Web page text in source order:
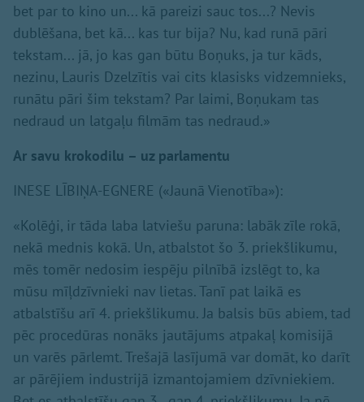
bet par to kino un... kā pareizi sauc tos...? Nevis
dublēšana, bet kā... kas tur bija? Nu, kad runā pāri
tekstam... jā, jo kas gan būtu Boņuks, ja tur kāds,
nezinu, Lauris Dzelzītis vai cits klasisks vidzemnieks,
runātu pāri šim tekstam? Par laimi, Boņukam tas
nedraud un latgaļu filmām tas nedraud.»
Ar savu krokodilu – uz parlamentu
INESE LĪBIŅA-EGNERE («Jaunā Vienotība»):
«Kolēģi, ir tāda laba latviešu paruna: labāk zīle rokā,
nekā mednis kokā. Un, atbalstot šo 3. priekšlikumu,
mēs tomēr nedosim iespēju pilnībā izslēgt to, ka
mūsu mīļdzīvnieki nav lietas. Tanī pat laikā es
atbalstīšu arī 4. priekšlikumu. Ja balsis būs abiem, tad
pēc procedūras nonāks jautājums atpakaļ komisijā
un varēs pārlemt. Trešajā lasījumā var domāt, ko darīt
ar pārējiem industrijā izmantojamiem dzīvniekiem.